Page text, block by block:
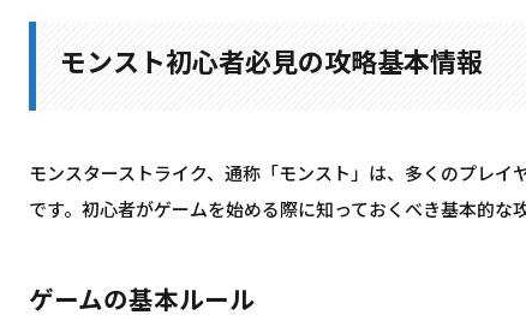
モンスト初心者必見の攻略基本情報
モンスターストライク、通称「モンスト」は、多くのプレイ
です。初心者がゲームを始める際に知っておくべき基本的な
ゲームの基本ルール